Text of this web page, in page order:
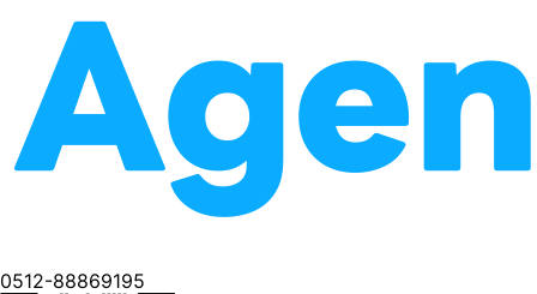
0512-88869195